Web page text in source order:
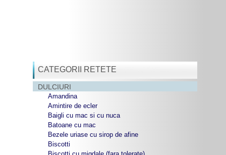
CATEGORII RETETE
DULCIURI
Amandina
Amintire de ecler
Baigli cu mac si cu nuca
Batoane cu mac
Bezele uriase cu sirop de afine
Biscotti